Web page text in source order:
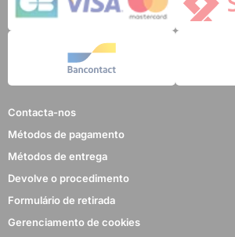
Contacta-nos
Métodos de pagamento
Métodos de entrega
Devolve o procedimento
Formulário de retirada
Gerenciamento de cookies